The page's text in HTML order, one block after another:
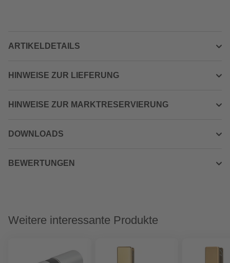
ARTIKELDETAILS
HINWEISE ZUR LIEFERUNG
HINWEISE ZUR MARKTRESERVIERUNG
DOWNLOADS
BEWERTUNGEN
Weitere interessante Produkte